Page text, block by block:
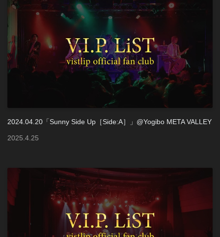
2024.04.20「Sunny Side Up［Side:A］」@Yogibo META VALLEY
2025 4 25